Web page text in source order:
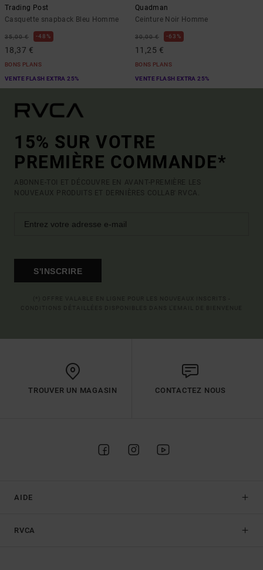
Trading Post
Casquette snapback Bleu Homme
35,00 € 48%
18,37 €
BONS PLANS
VENTE FLASH EXTRA 25%
Quadman
Ceinture Noir Homme
30,00 € 63%
11,25 €
BONS PLANS
VENTE FLASH EXTRA 25%
15% SUR VOTRE
PREMIÈRE COMMANDE*
ABONNE-TOI ET DÉCOUVRE EN AVANT-PREMIÈRE LES
NOUVEAUX PRODUITS ET DERNIÈRES COLLAB' RVCA.
S'INSCRIRE
TROUVER UN MAGASIN CONTACTEZ NOUS
AIDE
RVCA